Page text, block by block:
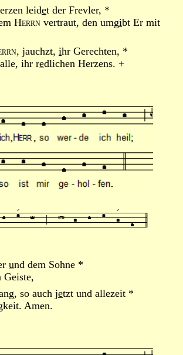
leidet der Frevler, *
Herrn vertraut, den umgibt Er mit
, jauchzt, ihr Gerechten, *
ihr redlichen Herzens. +
und dem Sohne *
Geiste,
so auch jetzt und allezeit *
Amen.